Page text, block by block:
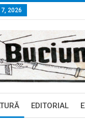
7, 2026
EDITORIAL